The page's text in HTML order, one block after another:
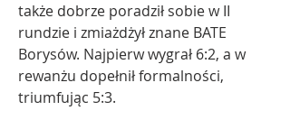
także dobrze poradził sobie w II
rundzie i zmiażdżył znane BATE
Borysów. Najpierw wygrał 6:2, a w
rewanżu dopełnił formalności,
triumfując 5:3.